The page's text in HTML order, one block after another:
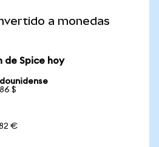
a monedas
de Spice hoy
$
€